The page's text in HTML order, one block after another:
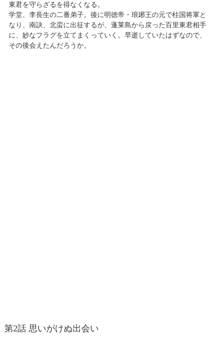
東君を守らざるを得なくなる。
学堂、李長生の二番弟子。後に明徳帝・琅琊王の元で柱国将軍と
なり、南訣、北蛮に出征するが、蓬莱島から戻った百里東君相手
に、妙なフラグを立てまくっていく。早逝していたはずなので、
その後会えたんだろうか。
第2話 思いがけぬ出会い